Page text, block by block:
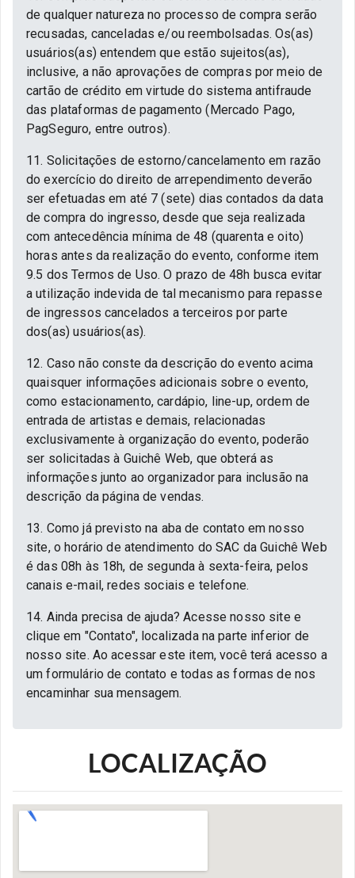
de qualquer natureza no processo de compra serão
recusadas, canceladas e/ou reembolsadas. Os(as)
usuários(as) entendem que estão sujeitos(as),
inclusive, a não aprovações de compras por meio de
cartão de crédito em virtude do sistema antifraude
das plataformas de pagamento (Mercado Pago,
PagSeguro, entre outros).
11. Solicitações de estorno/cancelamento em razão
do exercício do direito de arrependimento deverão
ser efetuadas em até 7 (sete) dias contados da data
de compra do ingresso, desde que seja realizada
com antecedência mínima de 48 (quarenta e oito)
horas antes da realização do evento, conforme item
9.5 dos Termos de Uso. O prazo de 48h busca evitar
a utilização indevida de tal mecanismo para repasse
de ingressos cancelados a terceiros por parte
dos(as) usuários(as).
12. Caso não conste da descrição do evento acima
quaisquer informações adicionais sobre o evento,
como estacionamento, cardápio, line-up, ordem de
entrada de artistas e demais, relacionadas
exclusivamente à organização do evento, poderão
ser solicitadas à Guichê Web, que obterá as
informações junto ao organizador para inclusão na
descrição da página de vendas.
13. Como já previsto na aba de contato em nosso
site, o horário de atendimento do SAC da Guichê Web
é das 08h às 18h, de segunda à sexta-feira, pelos
canais e-mail, redes sociais e telefone.
14. Ainda precisa de ajuda? Acesse nosso site e
clique em "Contato", localizada na parte inferior de
nosso site. Ao acessar este item, você terá acesso a
um formulário de contato e todas as formas de nos
encaminhar sua mensagem.
LOCALIZAÇÃO